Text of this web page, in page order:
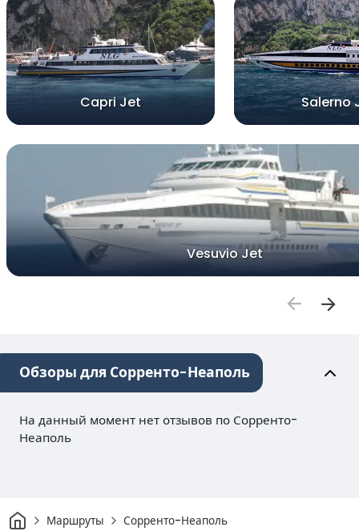
Capri Jet Salerno
Vesuvio Jet
Обзоры для Сорренто-Неаполь
На данный момент нет отзывов по Сорренто-
Неаполь
ДомМаршруты Сорренто-Неаполь